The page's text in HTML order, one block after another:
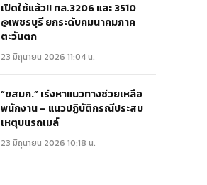
เปิดใช้แล้ว!! ทล.3206 และ 3510
@เพชรบุรี ยกระดับคมนาคมภาค
ตะวันตก
23 มิถุนายน 2026 11:04 น.
“ขสมก.” เร่งหาแนวทางช่วยเหลือ
พนักงาน – แนวปฏิบัติกรณีประสบ
เหตุบนรถเมล์
23 มิถุนายน 2026 10:18 น.